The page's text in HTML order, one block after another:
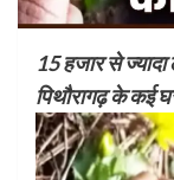
15 हजार से
पिथौरागढ़ के कई